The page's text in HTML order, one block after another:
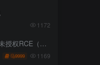
1172
CVE-2026-60137）
9999 1169